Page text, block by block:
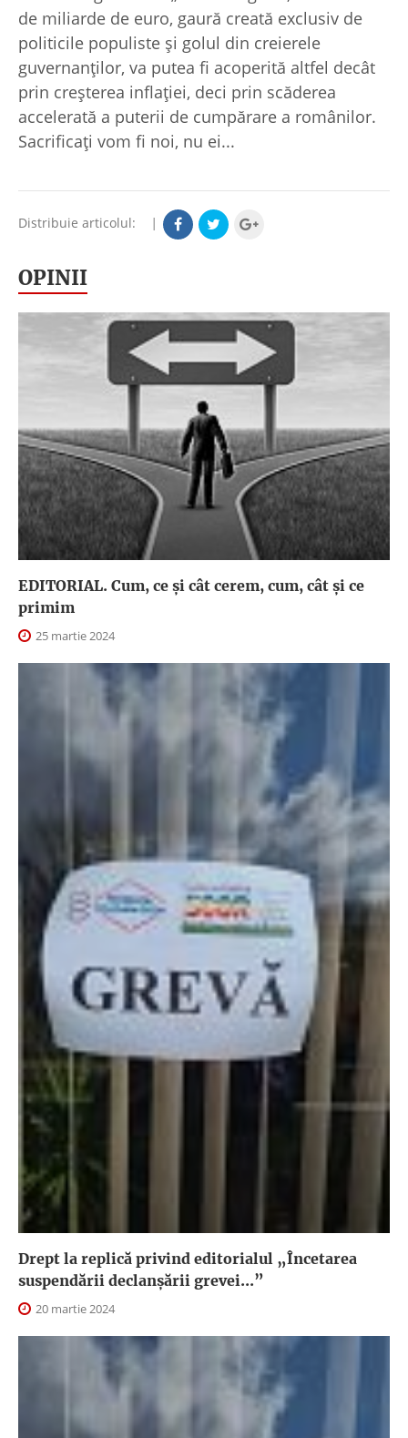
de miliarde de euro, gaură creată exclusiv de
politicile populiste şi golul din creierele
guvernanţilor, va putea fi acoperită altfel decât
prin creşterea inflaţiei, deci prin scăderea
accelerată a puterii de cumpărare a românilor.
Sacrificaţi vom fi noi, nu ei...
Distribuie articolul: |
OPINII
EDITORIAL. Cum, ce şi cât cerem, cum, cât şi ce
primim
25 martie 2024
Drept la replică privind editorialul „Încetarea
suspendării declanşării grevei...”
20 martie 2024